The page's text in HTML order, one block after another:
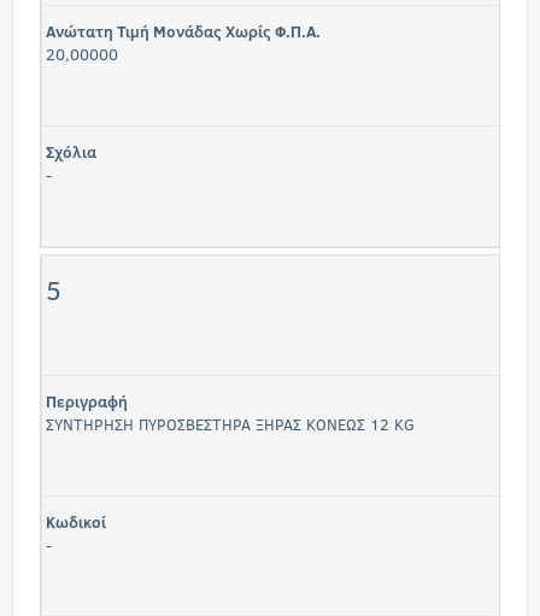
Ανώτατη Τιμή Μονάδας Χωρίς Φ.Π.Α.
20,00000
Σχόλια
-
5
Περιγραφή
ΣΥΝΤΗΡΗΣΗ ΠΥΡΟΣΒΕΣΤΗΡΑ ΞΗΡΑΣ ΚΟΝΕΩΣ 12 KG
Κωδικοί
-